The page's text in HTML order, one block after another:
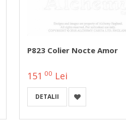
P823 Colier Nocte Amor
151 00 Lei
DETALII